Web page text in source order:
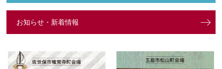
お知らせ・新着情報